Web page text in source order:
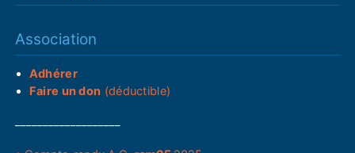
Association
Adhérer
Faire un don (déductible)